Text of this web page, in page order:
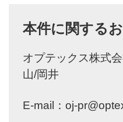
本件に関する
オプテックス株式
山/岡井
E-mail： oj-